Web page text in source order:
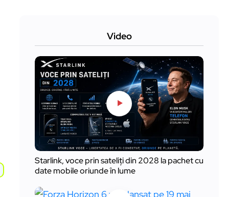
Video
Starlink, voce prin sateliți din 2028 la pachet cu
date mobile oriunde în lume